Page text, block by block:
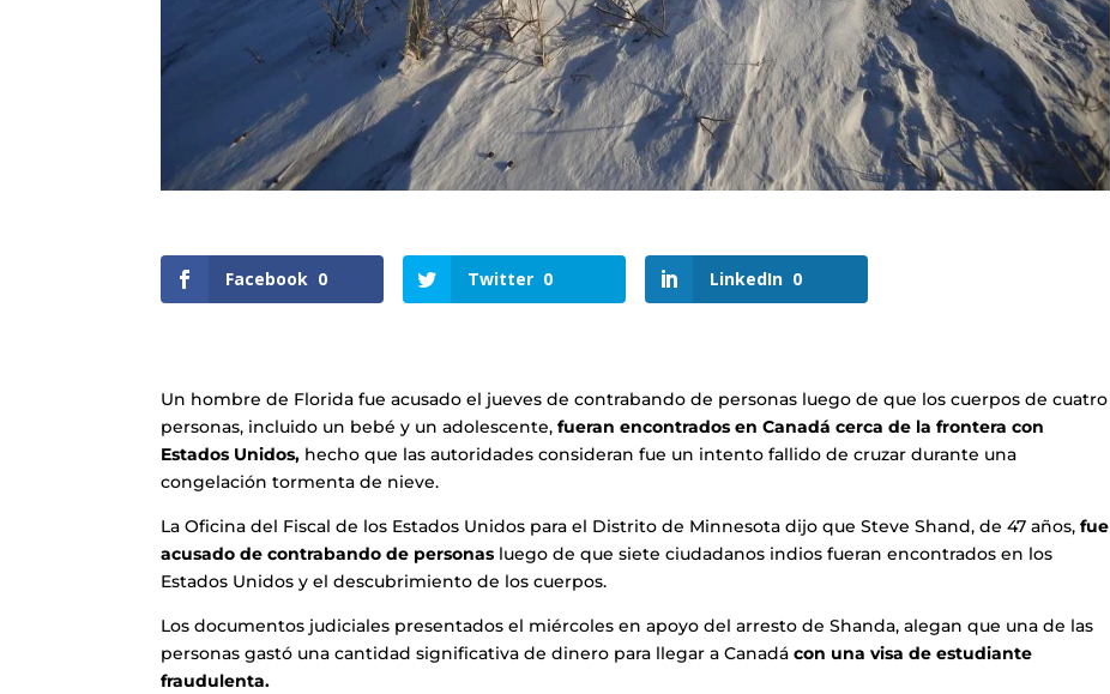
Facebook 0 Twitter 0 LinkedIn 0
Un hombre de Florida fue acusado el jueves de contrabando de personas luego de que los cuerpos de cuatro
personas, incluido un bebé y un adolescente,fueran encontrados en Canadá cerca de la frontera con
Estados Unidos, hecho que las autoridades consideran fue un intento fallido de cruzar durante una
congelación tormenta de nieve.
La Oficina del Fiscal de los Estados Unidos para el Distrito de Minnesota dijo que Steve Shand, de 47 años,fue
acusado de contrabando de personas luego de que siete ciudadanos indios fueran encontrados en los
Estados Unidos y el descubrimiento de los cuerpos.
Los documentos judiciales presentados el miércoles en apoyo del arresto de Shanda, alegan que una de las
personas gastó una cantidad significativa de dinero para llegar a Canadácon una visa de estudiante
fraudulenta.